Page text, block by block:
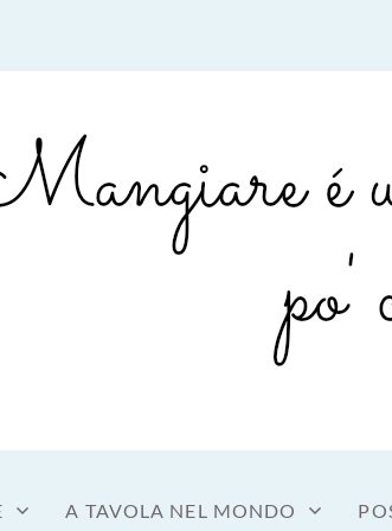
A TAVOLA NEL MONDO